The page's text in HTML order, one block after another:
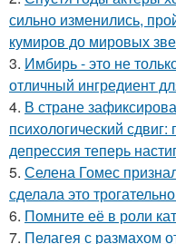
сильно изменились,
кумиров до мировых
3. Имбирь - это не
отличный ингредиент
4. В стране
психологический
депрессия теперь
5. Селена Гомес
сделала это
6. Помните её в роли
7. Пелагея с размахом